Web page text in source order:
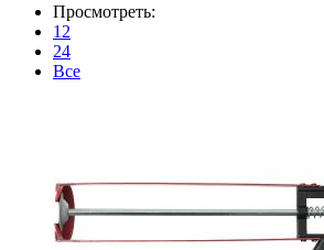
Просмотреть:
12
24
Все